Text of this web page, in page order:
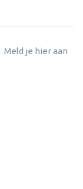
Meld je hier aan